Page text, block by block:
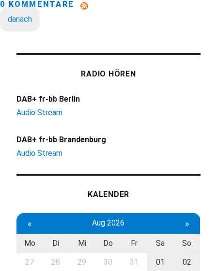
0 KOMMENTARE
danach
RADIO HÖREN
DAB+ fr-bb Berlin
Audio Stream
DAB+ fr-bb Brandenburg
Audio Stream
KALENDER
« Aug 2026 »
Mo Di Mi Do Fr Sa So
27 28 29 30 31 01 02